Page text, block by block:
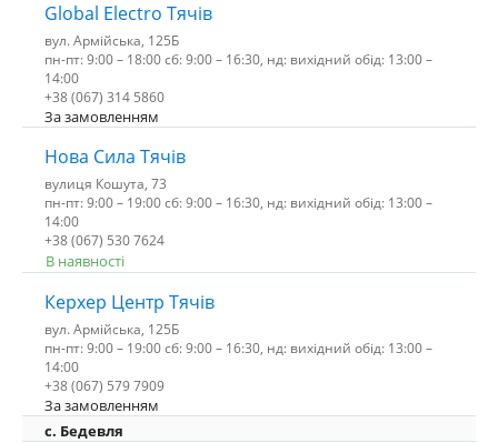
Global Electro Тячів
вул. Армійська, 125Б
пн-пт: 9:00 – 18:00 сб: 9:00 – 16:30, нд: вихідний обід: 13:00 –
14:00
+38 (067) 314 5860
За замовленням
Нова Сила Тячів
вулиця Кошута, 73
пн-пт: 9:00 – 19:00 сб: 9:00 – 16:30, нд: вихідний обід: 13:00 –
14:00
+38 (067) 530 7624
В наявності
Керхер Центр Тячів
вул. Армійська, 125Б
пн-пт: 9:00 – 19:00 сб: 9:00 – 16:30, нд: вихідний обід: 13:00 –
14:00
+38 (067) 579 7909
За замовленням
c. Бедевля